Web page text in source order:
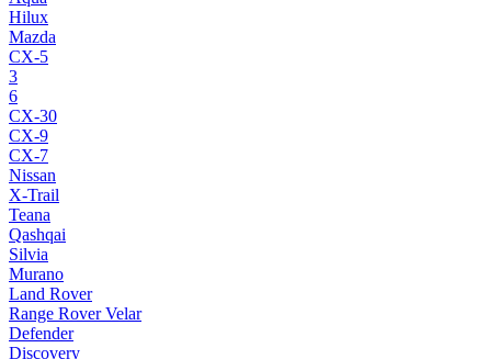
Hilux
Mazda
CX-5
3
6
CX-30
CX-9
CX-7
Nissan
X-Trail
Teana
Qashqai
Silvia
Murano
Land Rover
Range Rover Velar
Defender
Discovery